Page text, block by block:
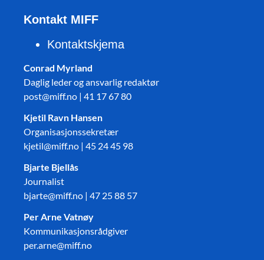
Kontakt MIFF
Kontaktskjema
Conrad Myrland
Daglig leder og ansvarlig redaktør
post@miff.no | 41 17 67 80
Kjetil Ravn Hansen
Organisasjonssekretær
kjetil@miff.no | 45 24 45 98
Bjarte Bjellås
Journalist
bjarte@miff.no | 47 25 88 57
Per Arne Vatnøy
Kommunikasjonsrådgiver
per.arne@miff.no